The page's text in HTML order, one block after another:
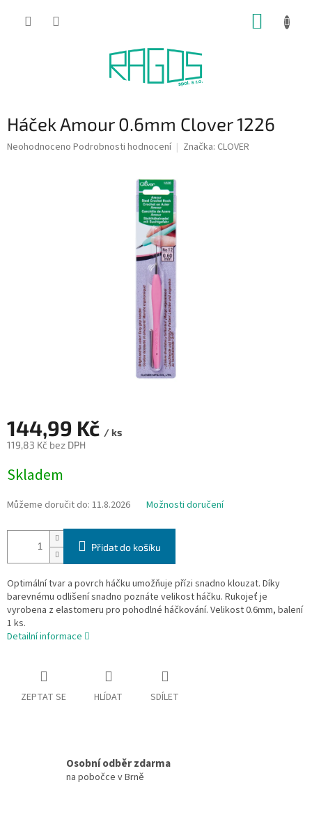
Háček Amour 0.6mm Clover 1226
Průměrné
Neohodnoceno Podrobnosti hodnocení Značka: CLOVER
144,99 Kč / ks
119,83 Kč bez DPH
cena:
Skladem
Můžeme doručit do: 11.8.2026 Možnosti doručení
Přidat do košíku
Optimální tvar a povrch háčku umožňuje přízi snadno klouzat. Díky
barevnému odlišení snadno poznáte velikost háčku. Rukojeť je
vyrobena z elastomeru pro pohodlné háčkování. Velikost 0.6mm, balení
1 ks.
Detailní informace
ZEPTAT SE HLÍDAT SDÍLET
Osobní odběr zdarma
na pobočce v Brně